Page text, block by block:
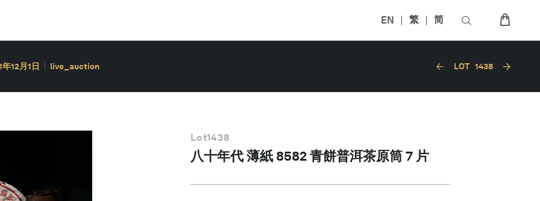
EN 繁 简
12月1日 live_auction LOT 1438
Lot1438
八十年代 薄紙 8582 青餅普洱茶原筒 7 片